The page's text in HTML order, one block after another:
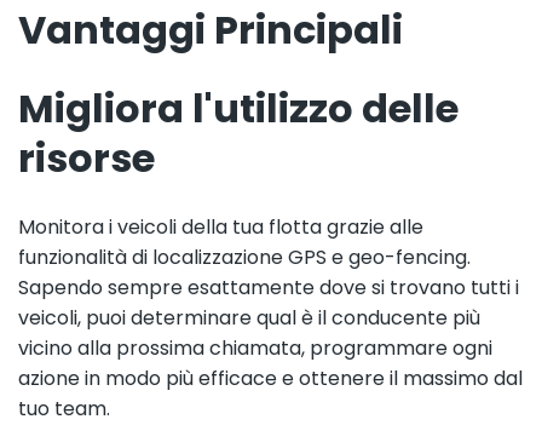
Vantaggi Principali
Migliora l'utilizzo delle
risorse
Monitora i veicoli della tua flotta grazie alle
funzionalità di localizzazione GPS e geo-fencing.
Sapendo sempre esattamente dove si trovano tutti i
veicoli, puoi determinare qual è il conducente più
vicino alla prossima chiamata, programmare ogni
azione in modo più efficace e ottenere il massimo dal
tuo team.